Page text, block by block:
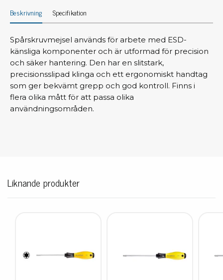
Beskrivning Specifikation
Spårskruvmejsel används för arbete med ESD-
känsliga komponenter och är utformad för precision
och säker hantering. Den har en slitstark,
precisionsslipad klinga och ett ergonomiskt handtag
som ger bekvämt grepp och god kontroll. Finns i
flera olika mått för att passa olika
användningsområden.
Liknande produkter